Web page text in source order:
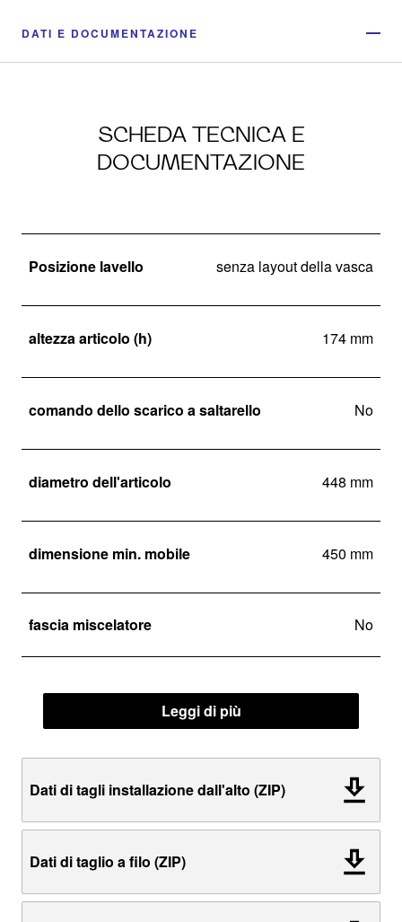
DATI E DOCUMENTAZIONE
SCHEDA TECNICA E
DOCUMENTAZIONE
Posizione lavello senza layout della vasca
altezza articolo (h) 174 mm
comando dello scarico a saltarello No
diametro dell'articolo 448 mm
dimensione min. mobile 450 mm
fascia miscelatore No
Leggi di più
Dati di tagli installazione dall'alto (ZIP)
Dati di taglio a filo (ZIP)